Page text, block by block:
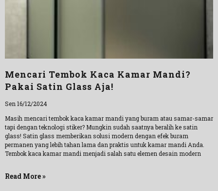
Mencari Tembok Kaca Kamar Mandi?
Pakai Satin Glass Aja!
Sen 16/12/2024
Masih mencari tembok kaca kamar mandi yang buram atau samar-samar
tapi dengan teknologi stiker? Mungkin sudah saatnya beralih ke satin
glass! Satin glass memberikan solusi modern dengan efek buram
permanen yang lebih tahan lama dan praktis untuk kamar mandi Anda.
Tembok kaca kamar mandi menjadi salah satu elemen desain modern
Read More »